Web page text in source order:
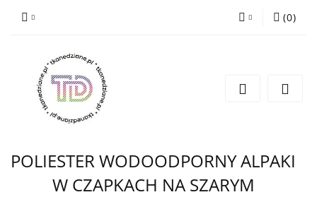
Wyślij e-mail
(0)
POLIESTER WODOODPORNY ALPAKI
W CZAPKACH NA SZARYM